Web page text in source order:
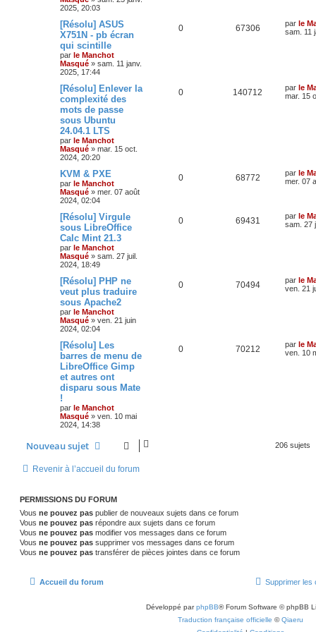
2025, 20:03
[Résolu] ASUS
X751N - pb écran
qui scintille
par le Manchot
Masqué » sam. 11 janv.
2025, 17:44
0 67306 par le
sam. 11
[Résolu] Enlever la
complexité des
mots de passe
sous Ubuntu
24.04.1 LTS
par le Manchot
Masqué » mar. 15 oct.
2024, 20:20
0 140712 par le
mar. 15
KVM & PXE
par le Manchot
Masqué » mer. 07 août
2024, 02:04
0 68772 par le
mer. 07
[Résolu] Virgule
sous LibreOffice
Calc Mint 21.3
par le Manchot
Masqué » sam. 27 juil.
2024, 18:49
0 69431 par le
sam. 27
[Résolu] PHP ne
veut plus traduire
sous Apache2
par le Manchot
Masqué » ven. 21 juin
2024, 02:04
0 70494 par le
ven. 21
[Résolu] Les
barres de menu de
LibreOffice Gimp
et autres ont
disparu sous Mate
!
par le Manchot
Masqué » ven. 10 mai
2024, 14:38
0 70212 par le
ven. 10
Nouveau sujet 206 sujets
Revenir à l’accueil du forum
PERMISSIONS DU FORUM
Vous ne pouvez pas publier de nouveaux sujets dans ce forum
Vous ne pouvez pas répondre aux sujets dans ce forum
Vous ne pouvez pas modifier vos messages dans ce forum
Vous ne pouvez pas supprimer vos messages dans ce forum
Vous ne pouvez pas transférer de pièces jointes dans ce forum
Accueil du forum Supprimer les
Développé parphpBB® Forum Software © phpBB
Traduction française officielle ©Qiaeru